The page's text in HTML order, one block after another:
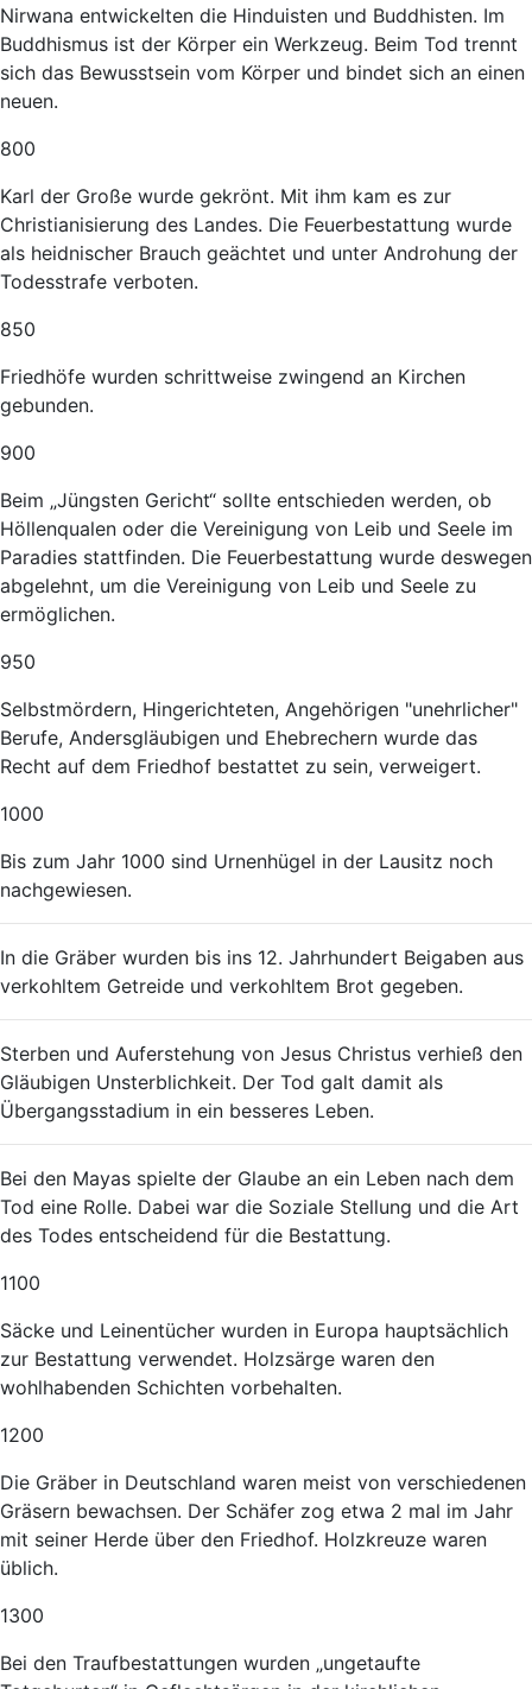
Nirwana entwickelten die Hinduisten und Buddhisten. Im
Buddhismus ist der Körper ein Werkzeug. Beim Tod trennt
sich das Bewusstsein vom Körper und bindet sich an einen
neuen.
800
Karl der Große wurde gekrönt. Mit ihm kam es zur
Christianisierung des Landes. Die Feuerbestattung wurde
als heidnischer Brauch geächtet und unter Androhung der
Todesstrafe verboten.
850
Friedhöfe wurden schrittweise zwingend an Kirchen
gebunden.
900
Beim „Jüngsten Gericht“ sollte entschieden werden, ob
Höllenqualen oder die Vereinigung von Leib und Seele im
Paradies stattfinden. Die Feuerbestattung wurde deswegen
abgelehnt, um die Vereinigung von Leib und Seele zu
ermöglichen.
950
Selbstmördern, Hingerichteten, Angehörigen "unehrlicher"
Berufe, Andersgläubigen und Ehebrechern wurde das
Recht auf dem Friedhof bestattet zu sein, verweigert.
1000
Bis zum Jahr 1000 sind Urnenhügel in der Lausitz noch
nachgewiesen.
In die Gräber wurden bis ins 12. Jahrhundert Beigaben aus
verkohltem Getreide und verkohltem Brot gegeben.
Sterben und Auferstehung von Jesus Christus verhieß den
Gläubigen Unsterblichkeit. Der Tod galt damit als
Übergangsstadium in ein besseres Leben.
Bei den Mayas spielte der Glaube an ein Leben nach dem
Tod eine Rolle. Dabei war die Soziale Stellung und die Art
des Todes entscheidend für die Bestattung.
1100
Säcke und Leinentücher wurden in Europa hauptsächlich
zur Bestattung verwendet. Holzsärge waren den
wohlhabenden Schichten vorbehalten.
1200
Die Gräber in Deutschland waren meist von verschiedenen
Gräsern bewachsen. Der Schäfer zog etwa 2 mal im Jahr
mit seiner Herde über den Friedhof. Holzkreuze waren
üblich.
1300
Bei den Traufbestattungen wurden „ungetaufte